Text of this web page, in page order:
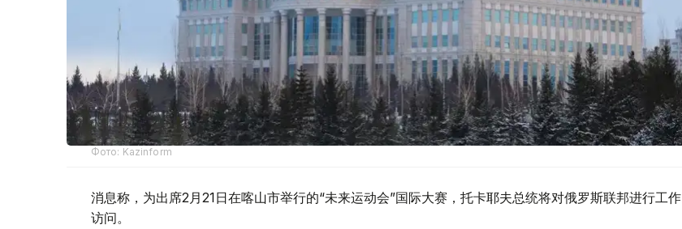
Фото: Kazinform
消息称，为出席2月21日在喀山市举行的“未来运动会”国际大赛，托卡耶夫总统将对俄罗斯联邦进行工作
访问。